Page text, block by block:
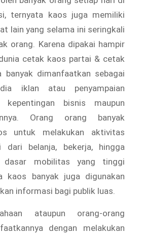
ternyata kaos juga memiliki
lain yang selama ini seringkali
orang. Karena dipakai hampir
cetak kaos partai & cetak
banyak dimanfaatkan sebagai
iklan atau penyampaian
bisnis maupun
Orang orang banyak
untuk melakukan aktivitas
dari belanja, bekerja, hingga
dasar mobilitas yang tinggi
kaos banyak juga digunakan
informasi bagi publik luas.
ataupun orang-orang
dengan melakukan